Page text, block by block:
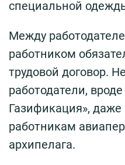
специальной
Между
работником
трудовой договор.
работодатели,
Газификация»,
работникам
архипелага.